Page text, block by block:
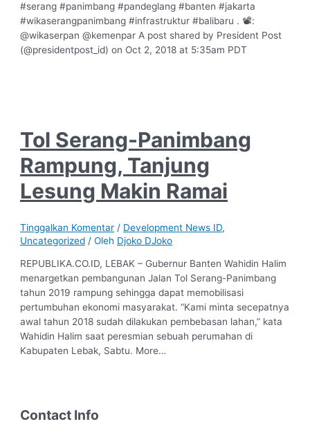
#serang #panimbang #pandeglang #banten #jakarta
#wikaserangpanimbang #infrastruktur #balibaru . 📽:
@wikaserpan @kemenpar A post shared by President Post
(@presidentpost_id) on Oct 2, 2018 at 5:35am PDT
Tol Serang-Panimbang
Rampung, Tanjung
Lesung Makin Ramai
Tinggalkan Komentar / Development News ID,
Uncategorized / Oleh Djoko DJoko
REPUBLIKA.CO.ID, LEBAK – Gubernur Banten Wahidin Halim
menargetkan pembangunan Jalan Tol Serang-Panimbang
tahun 2019 rampung sehingga dapat memobilisasi
pertumbuhan ekonomi masyarakat. “Kami minta secepatnya
awal tahun 2018 sudah dilakukan pembebasan lahan,” kata
Wahidin Halim saat peresmian sebuah perumahan di
Kabupaten Lebak, Sabtu. More…
Contact Info